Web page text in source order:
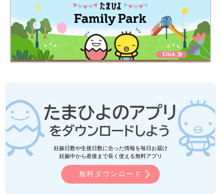
妊娠日数や生後日数に合った情報を毎日お届け
妊娠中から産後まで長く使える無料アプリ
無料ダウンロード